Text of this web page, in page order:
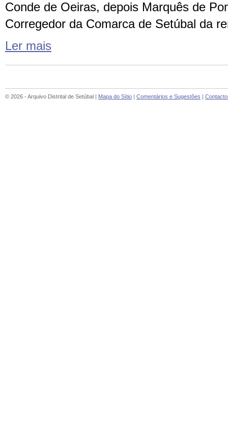
Conde de Oeiras, depois Marquês de
Corregedor da Comarca de Setúbal da
Ler mais
© 2026 - Arquivo Distrital de Setúbal | Mapa do Sítio | Comentários e Sugestões |